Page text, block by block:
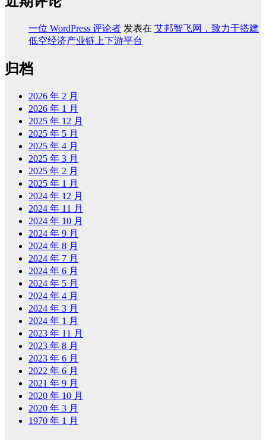
一位 WordPress 评论者 发表在 艾邦智飞网，致力于搭建
低空经济产业链上下游平台
归档
2026 年 2 月
2026 年 1 月
2025 年 12 月
2025 年 5 月
2025 年 4 月
2025 年 3 月
2025 年 2 月
2025 年 1 月
2024 年 12 月
2024 年 11 月
2024 年 10 月
2024 年 9 月
2024 年 8 月
2024 年 7 月
2024 年 6 月
2024 年 5 月
2024 年 4 月
2024 年 3 月
2024 年 1 月
2023 年 11 月
2023 年 8 月
2023 年 6 月
2022 年 6 月
2021 年 9 月
2020 年 10 月
2020 年 3 月
1970 年 1 月